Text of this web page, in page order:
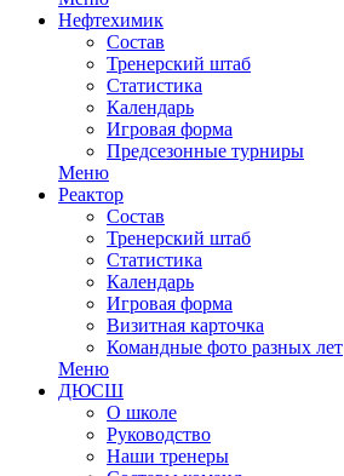
Нефтехимик
Состав
Тренерский штаб
Статистика
Календарь
Игровая форма
Предсезонные турниры
Меню
Реактор
Состав
Тренерский штаб
Статистика
Календарь
Игровая форма
Визитная карточка
Командные фото разных лет
Меню
ДЮСШ
О школе
Руководство
Наши тренеры